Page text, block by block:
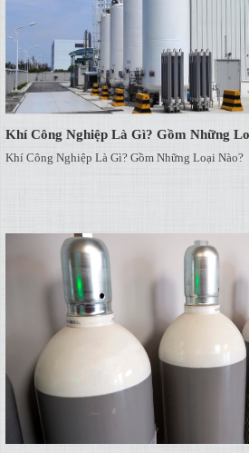
Khí Công Nghiệp Là Gì? Gồm Những
Khí Công Nghiệp Là Gì? Gồm Những Loại Nào?